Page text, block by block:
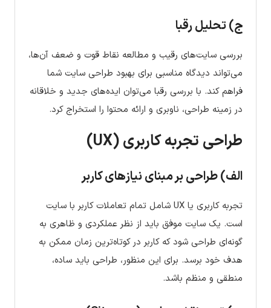
ج) تحلیل رقبا
بررسی سایت‌های رقیب و مطالعه نقاط قوت و ضعف آن‌ها،
می‌تواند دیدگاه مناسبی برای بهبود طراحی سایت شما
فراهم کند. با بررسی رقبا می‌توان ایده‌های جدید و خلاقانه
در زمینه طراحی، ناوبری و ارائه محتوا را استخراج کرد.
طراحی تجربه کاربری (UX)
الف) طراحی بر مبنای نیازهای کاربر
تجربه کاربری یا UX شامل تمام تعاملات کاربر با سایت
است. یک سایت موفق باید از نظر عملکردی و ظاهری به
گونه‌ای طراحی شود که کاربر در کوتاه‌ترین زمان ممکن به
هدف خود برسد. برای این منظور، طراحی باید ساده،
منطقی و منظم باشد.